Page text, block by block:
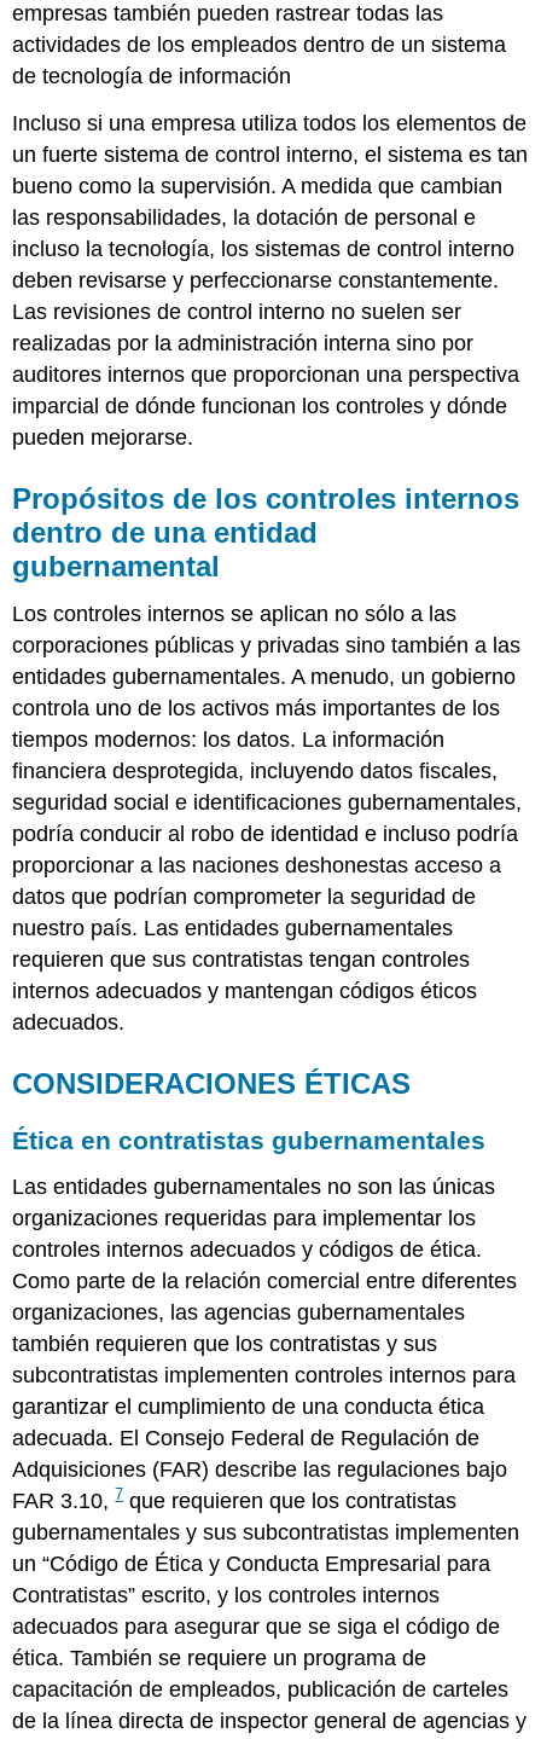
empresas también pueden rastrear todas las
actividades de los empleados dentro de un sistema
de tecnología de información
Incluso si una empresa utiliza todos los elementos de
un fuerte sistema de control interno, el sistema es tan
bueno como la supervisión. A medida que cambian
las responsabilidades, la dotación de personal e
incluso la tecnología, los sistemas de control interno
deben revisarse y perfeccionarse constantemente.
Las revisiones de control interno no suelen ser
realizadas por la administración interna sino por
auditores internos que proporcionan una perspectiva
imparcial de dónde funcionan los controles y dónde
pueden mejorarse.
Propósitos de los controles internos
dentro de una entidad
gubernamental
Los controles internos se aplican no sólo a las
corporaciones públicas y privadas sino también a las
entidades gubernamentales. A menudo, un gobierno
controla uno de los activos más importantes de los
tiempos modernos: los datos. La información
financiera desprotegida, incluyendo datos fiscales,
seguridad social e identificaciones gubernamentales,
podría conducir al robo de identidad e incluso podría
proporcionar a las naciones deshonestas acceso a
datos que podrían comprometer la seguridad de
nuestro país. Las entidades gubernamentales
requieren que sus contratistas tengan controles
internos adecuados y mantengan códigos éticos
adecuados.
CONSIDERACIONES ÉTICAS
Ética en contratistas gubernamentales
Las entidades gubernamentales no son las únicas
organizaciones requeridas para implementar los
controles internos adecuados y códigos de ética.
Como parte de la relación comercial entre diferentes
organizaciones, las agencias gubernamentales
también requieren que los contratistas y sus
subcontratistas implementen controles internos para
garantizar el cumplimiento de una conducta ética
adecuada. El Consejo Federal de Regulación de
Adquisiciones (FAR) describe las regulaciones bajo
FAR 3.10,7que requieren que los contratistas
gubernamentales y sus subcontratistas implementen
un “Código de Ética y Conducta Empresarial para
Contratistas” escrito, y los controles internos
adecuados para asegurar que se siga el código de
ética. También se requiere un programa de
capacitación de empleados, publicación de carteles
de la línea directa de inspector general de agencias y